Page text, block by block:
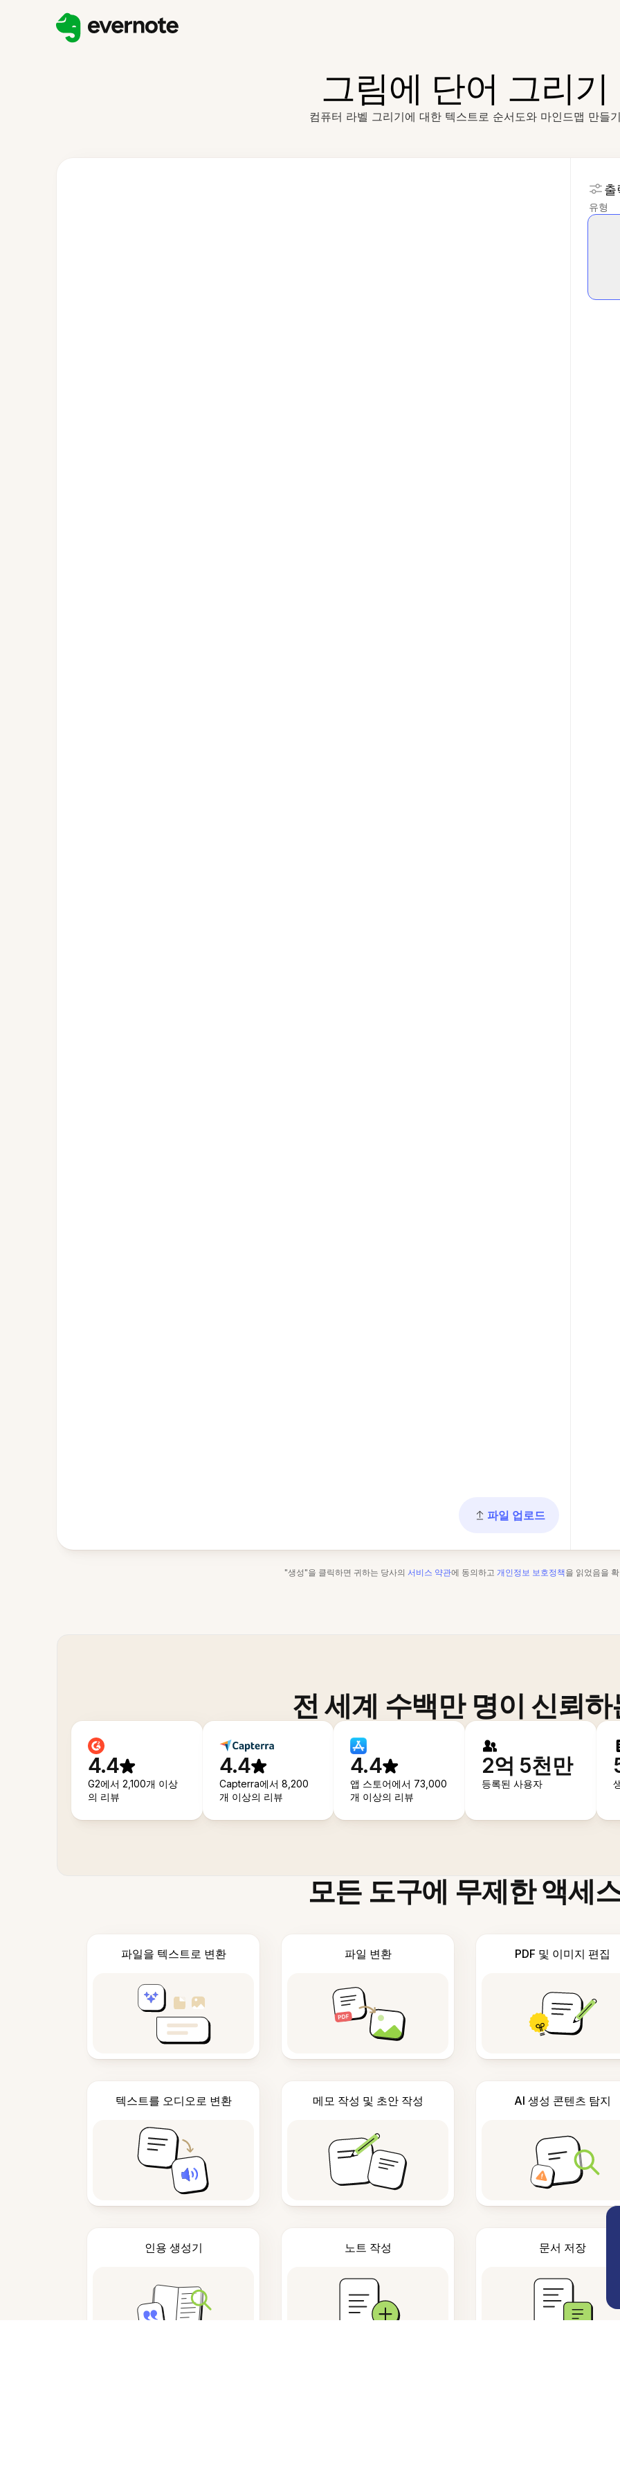
그림에 단어 그리기
컴퓨터 라벨 그리기에 대한 텍스트로 순서도와 마인드맵 만들
파일 업로드
출
유형
"생성"을 클릭하면 귀하는 당사의 서비스 약관에 동의하고 개인정보 보호정책을 읽었음을
전 세계 수백만 명이 신뢰하
4.4
G2에서 2,100개 이상
의 리뷰
4.4
Capterra에서 8,200
개 이상의 리뷰
4.4
앱 스토어에서 73,000
개 이상의 리뷰
2억 5천만
등록된 사용자
모든 도구에 무제한 액세
파일을 텍스트로 변환 파일 변환 PDF 및 이미지 편집
텍스트를 오디오로 변환 메모 작성 및 초안 작성 AI 생성 콘텐츠 탐지
인용 생성기 노트 작성 문서 저장